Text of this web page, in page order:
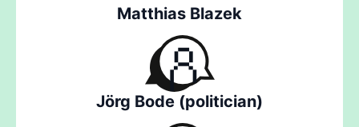
Matthias Blazek
Jörg Bode (politician)